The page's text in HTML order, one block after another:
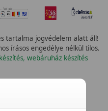
tartalma jogvédelem alatt áll!
írásos engedélye nélkül tilos.
webáruház készítés